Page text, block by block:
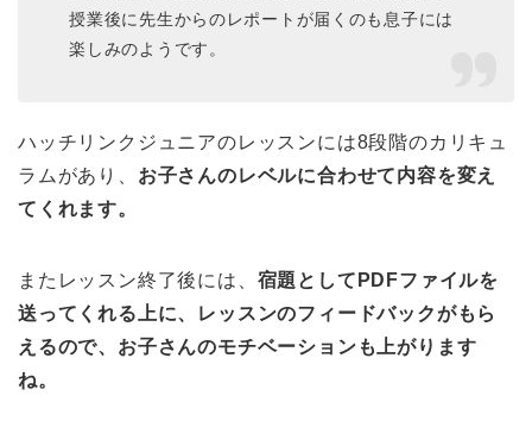
授業後に先生からのレポートが届くのも息子には
楽しみのようです。
ハッチリンクジュニアのレッスンには8段階のカリキュ
ラムがあり、 お子さんのレベルに合わせて内容を変え
てくれます。
またレッスン終了後には、 宿題としてPDFファイルを
送ってくれる上に、レッスンのフィードバックがもら
えるので、お子さんのモチベーションも上がります
ね。